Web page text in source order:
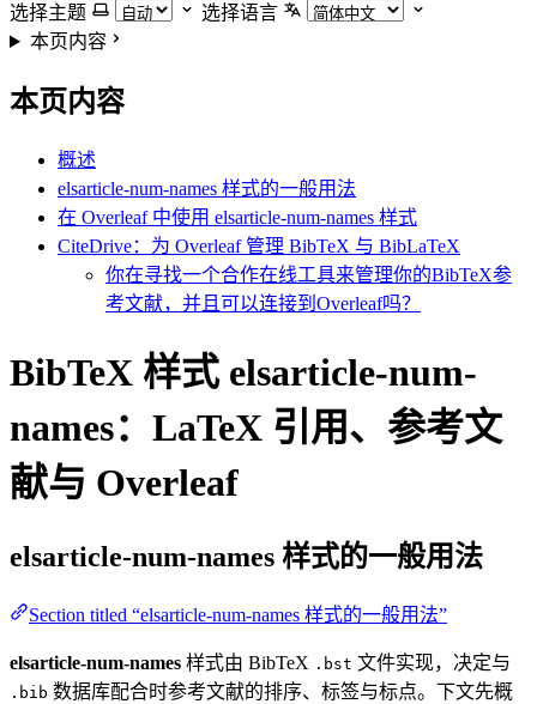
选择主题
选择语言
本页内容
本页内容
概述
elsarticle-num-names 样式的一般用法
在 Overleaf 中使用 elsarticle-num-names 样式
CiteDrive：为 Overleaf 管理 BibTeX 与 BibLaTeX
你在寻找一个合作在线工具来管理你的BibTeX参
考文献，并且可以连接到Overleaf吗？
BibTeX 样式 elsarticle-num-
names：LaTeX 引用、参考文
献与 Overleaf
elsarticle-num-names 样式的一般用法
Section titled “elsarticle-num-names 样式的一般用法”
elsarticle-num-names 样式由 BibTeX .bst 文件实现，决定与
.bib 数据库配合时参考文献的排序、标签与标点。下文先概